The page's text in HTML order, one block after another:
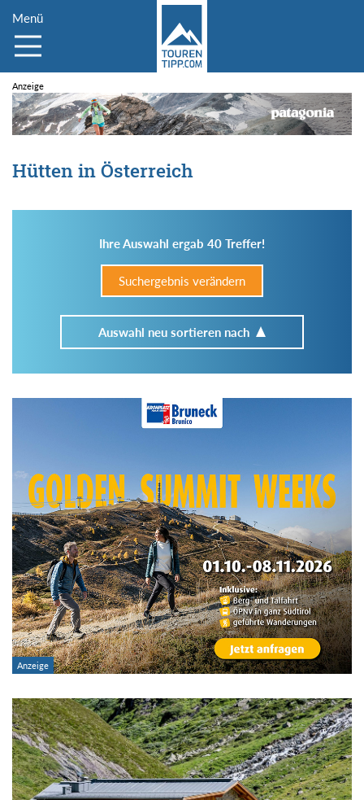
Menü
Hütten in Österreich
Ihre Auswahl ergab 40 Treffer!
Suchergebnis verändern
Auswahl neu sortieren nach
Im Hüttenarchiv suchen
Region:
Gebirge:
Hütten-Typ:
Übernachtung:
Suchbegriff: